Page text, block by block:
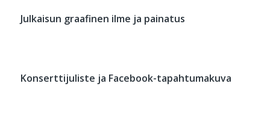
Julkaisun graafinen ilme ja painatus
Konserttijuliste ja Facebook-tapahtumakuva